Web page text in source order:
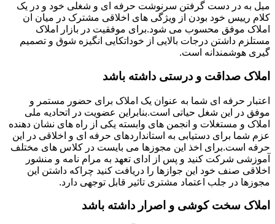
میل به در دست گرفتن سرنوشت حرفه ای و شغلی خود و در یک
کلام رییس خود بودن از ویژگی های اخلاقی مشترک در میان ان
املاک موفق محسوب می شود.برای موفقیت در بازار املاک
مستلزم داشتن درجات بالایی از خوداتکایی انگیزه شوق و تصمیم
گیری هوشمندانه است.
املاک صداقت و درستی داشته باشد
اعتبار حرفه ای شما به عنوان یک املاک برای حضور مستمر و
موفق در این شغل حیاتی است.بنابراین عضویت در اتحادیه ملی
املاک و مستغلات و انجمن های وابسته یکی از راه های نشان دهنده
عزم شما برای دستیابی به استانداردهای حرفه ای و اخلاقی در این
حرفه است.برای اخذ این مجوزها می بایست در کلاس های مختلف
آموزشی شرکت کنید و پس از ادای تعهد به مرام نامه و منشور
اخلاقی صنف خود این جوازها را دریافت کنید چراکه داشتن این
مجوزها در جلب اعتماد مشتری تاثیر قابل توجهی دارد.
املاک سخت کوشی و اصرار داشته باشد